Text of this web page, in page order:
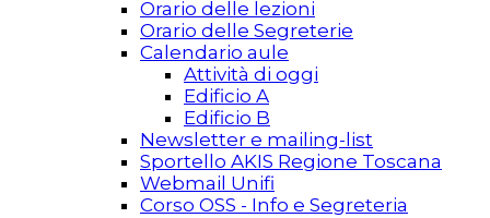
Orario delle lezioni
Orario delle Segreterie
Calendario aule
Attività di oggi
Edificio A
Edificio B
Newsletter e mailing-list
Sportello AKIS Regione Toscana
Webmail Unifi
Corso OSS - Info e Segreteria